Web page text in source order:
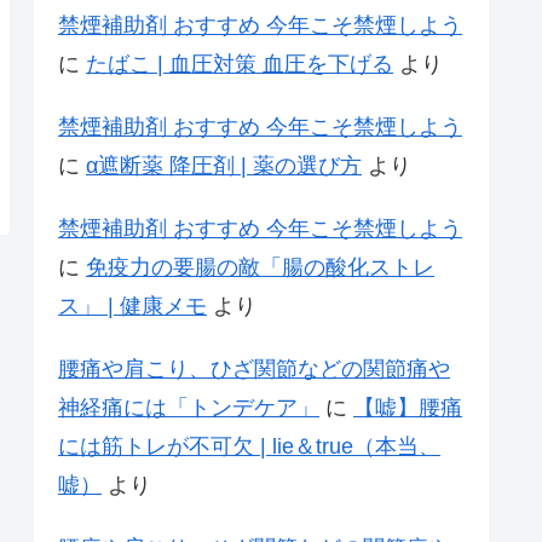
禁煙補助剤 おすすめ 今年こそ禁煙しよう
に たばこ | 血圧対策 血圧を下げる より
禁煙補助剤 おすすめ 今年こそ禁煙しよう
に α遮断薬 降圧剤 | 薬の選び方 より
禁煙補助剤 おすすめ 今年こそ禁煙しよう
に 免疫力の要腸の敵「腸の酸化ストレ
ス」 | 健康メモ より
腰痛や肩こり、ひざ関節などの関節痛や
神経痛には「トンデケア」
に
【嘘】腰痛
には筋トレが不可欠 | lie＆true（本当、
嘘）
より